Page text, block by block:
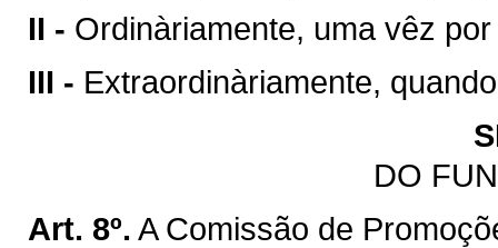
II - Ordinàriamente, uma vêz
III - Extraordinàriamente,
DO
Art. 8º. A Comissão de